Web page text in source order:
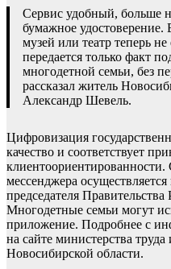
Сервис удобный, больше
бумажное удостоверение.
музей или театр теперь
передается только факт
многодетной семьи, без
рассказал житель
Александр Шевель.
Цифровизация
качество и соответствует
мессенджера
председателя
Многодетные семьи могут
приложение. Подробнее с
на сайте министерства
Новосибирской области.